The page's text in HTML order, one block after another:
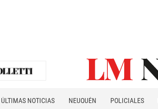
ÚLTIMAS NOTICIAS NEUQUÉN POLICIALES